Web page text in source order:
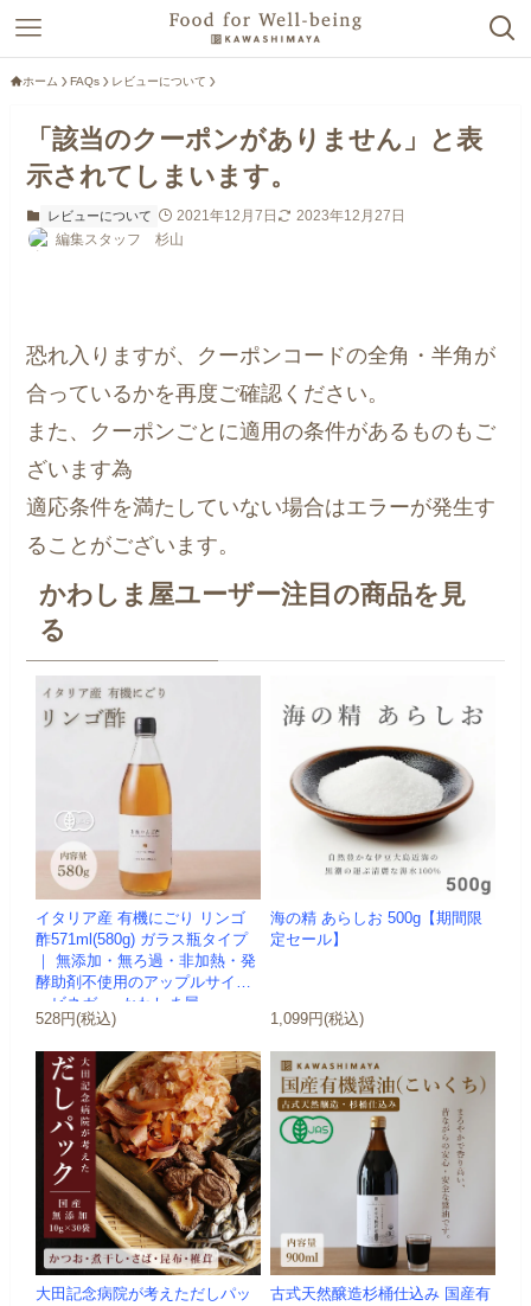
ホーム FAQs レビューについて
「該当のクーポンがありません」と表
示されてしまいます。
レビューについて 2021年12月7日
2023年12月27日
編集スタッフ 杉山
恐れ入りますが、クーポンコードの全角・半角が
合っているかを再度ご確認ください。
また、クーポンごとに適用の条件があるものもご
ざいます為
適応条件を満たしていない場合はエラーが発生す
ることがございます。
かわしま屋ユーザー注目の商品を見
る
イタリア産 有機にごり リンゴ
酢571ml(580g) ガラス瓶タイプ
｜ 無添加・無ろ過・非加熱・発
酵助剤不使用のアップルサイダ
ービネガー -かわしま屋-
528円(税込)
海の精 あらしお 500g【期間限
定セール】
1,099円(税込)
大田記念病院が考えただしパッ
古式天然醸造杉桶仕込み 国産有